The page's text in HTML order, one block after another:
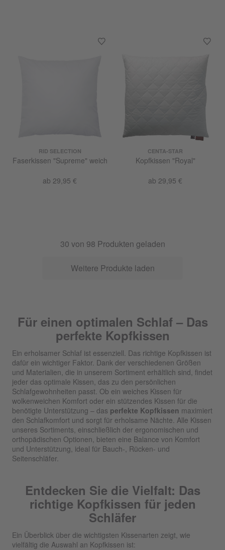
RID SELECTION
Faserkissen "Supreme" weich
ab 29,95 €
CENTA-STAR
Kopfkissen "Royal"
ab 29,95 €
30 von 98 Produkten geladen
Weitere Produkte laden
Für einen optimalen Schlaf – Das
perfekte Kopfkissen
Ein erholsamer Schlaf ist essenziell. Das richtige Kopfkissen ist
dafür ein wichtiger Faktor. Dank der verschiedenen Größen
und Materialien, die in unserem Sortiment erhältlich sind, findet
jeder das optimale Kissen, das zu den persönlichen
Schlafgewohnheiten passt. Ob ein weiches Kissen für
wolkenweichen Komfort oder ein stützendes Kissen für die
benötigte Unterstützung – das perfekte Kopfkissen maximiert
den Schlafkomfort und sorgt für erholsame Nächte. Alle Kissen
unseres Sortiments, einschließlich der ergonomischen und
orthopädischen Optionen, bieten eine Balance von Komfort
und Unterstützung, ideal für Bauch-, Rücken- und
Seitenschläfer.
Entdecken Sie die Vielfalt: Das
richtige Kopfkissen für jeden
Schläfer
Ein Überblick über die wichtigsten Kissenarten zeigt, wie
vielfältig die Auswahl an Kopfkissen ist: